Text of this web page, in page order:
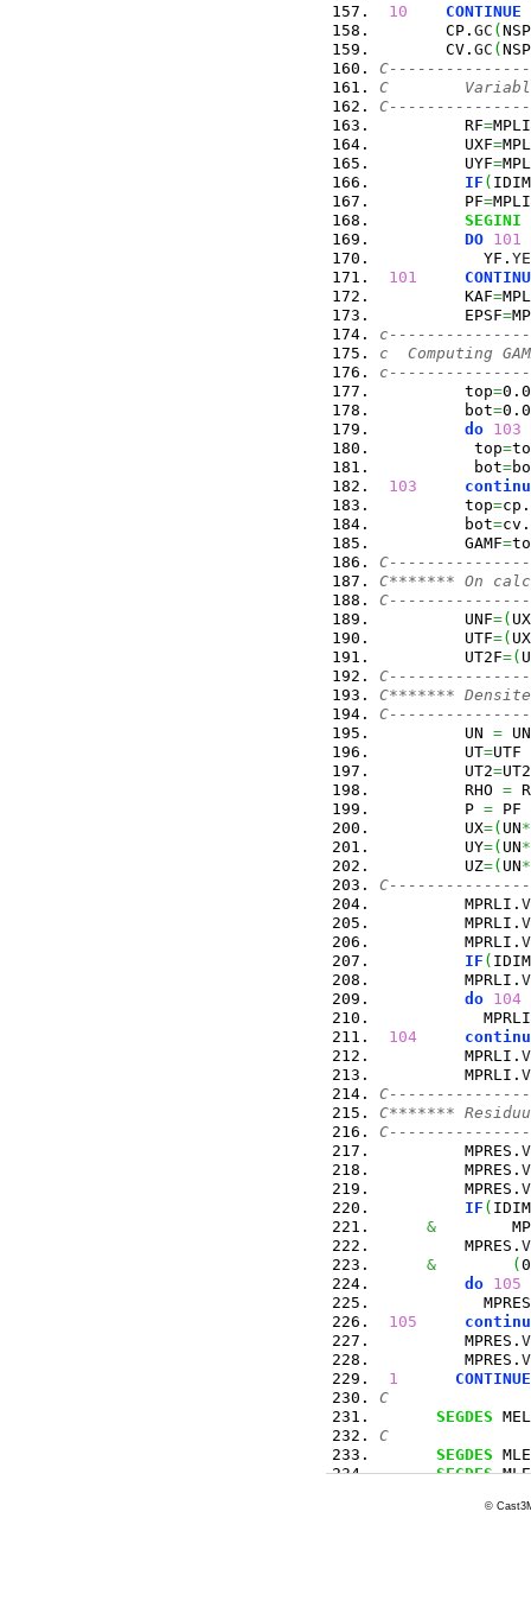
10
CONTINUE
       CP.
GC (NSP
       CV.
GC (NSP
C
         RF
=
         UXF
=
         UYF
=
IF (
         PF
=
SEGINI
DO 101
           YF.
101
         KAF
=
         EPSF
=
c  Computing
         top
=
         bot
=
do 103
          top
=
          bot
=
103
         top
=cp.
         bot
=cv.
         GAMF
=
C******* On
         UNF
=(
         UTF
=(
         UT2F
=(
C*******
         UN
=
         UT
=UTF
         UT2
=
         RHO
=
         P
= PF
         UX
=( UN*
         UY
=( UN*
         UZ
=( UN*
         MPRLI.
         MPRLI.
         MPRLI.
IF (
         MPRLI.
do 104
104
         MPRLI.
         MPRLI.
C*******
         MPRES.
         MPRES.
         MPRES.
IF (
&
         MPRES.
&
(
do 105
105
         MPRES.
         MPRES.
1
CONTINUE
C
SEGDES
C
SEGDES
SEGDES
©